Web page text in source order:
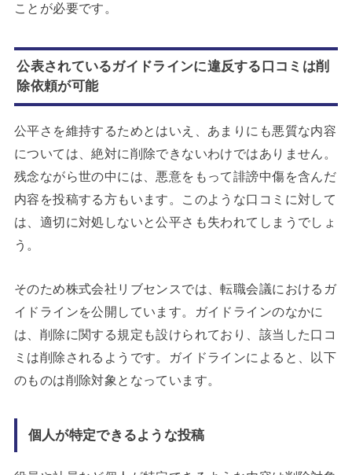
ことが必要です。
公表されているガイドラインに違反する口コミは削
除依頼が可能
公平さを維持するためとはいえ、あまりにも悪質な内容
については、絶対に削除できないわけではありません。
残念ながら世の中には、悪意をもって誹謗中傷を含んだ
内容を投稿する方もいます。このような口コミに対して
は、適切に対処しないと公平さも失われてしまうでしょ
う。
そのため株式会社リブセンスでは、転職会議におけるガ
イドラインを公開しています。ガイドラインのなかに
は、削除に関する規定も設けられており、該当した口コ
ミは削除されるようです。ガイドラインによると、以下
のものは削除対象となっています。
個人が特定できるような投稿